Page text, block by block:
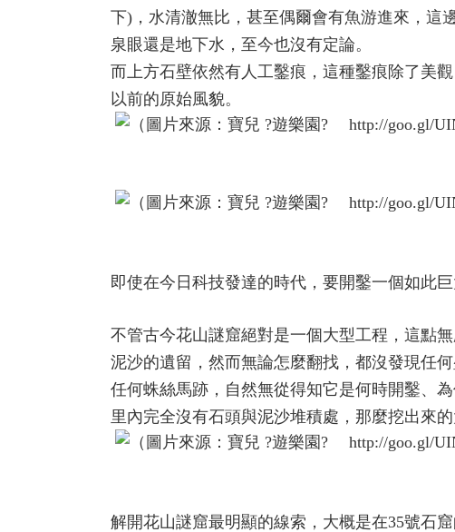
下)，水清澈無比，甚至偶爾會有魚游進來，這
泉眼還是地下水，至今也沒有定論。
而上方石壁依然有人工鑿痕，這種鑿痕除了美
以前的原始風貌。
即使在今日科技發達的時代，要開鑿一個如此
不管古今花山謎窟絕對是一個大型工程，這點
泥沙的遺留，然而無論怎麼翻找，都沒發現任
任何蛛絲馬跡，自然無從得知它是何時開鑿、
里內完全沒有石頭與泥沙堆積處，那麼挖出來
解開花山謎窟最明顯的線索，大概是在35號石